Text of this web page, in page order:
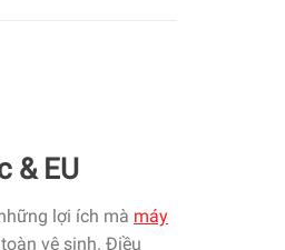
& EU
lợi ích mà máy
vệ sinh. Điều